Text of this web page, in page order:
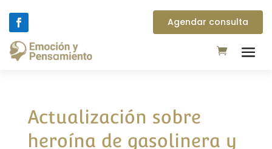
Agendar consulta
Actualización sobre
heroína de gasolinera y